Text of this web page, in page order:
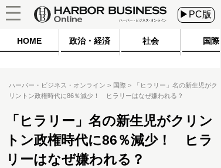
▶PC版
HOME 政治・経済 社会 国際
ハーバー・ビジネス・オンライン 国際
「ヒラリー」名の新生児がク
リントン政権時代に86％減少！ ヒラリーはなぜ嫌われる？
「ヒラリー」名の新生児がクリン
トン政権時代に86％減少！ ヒラ
リーはなぜ嫌われる？